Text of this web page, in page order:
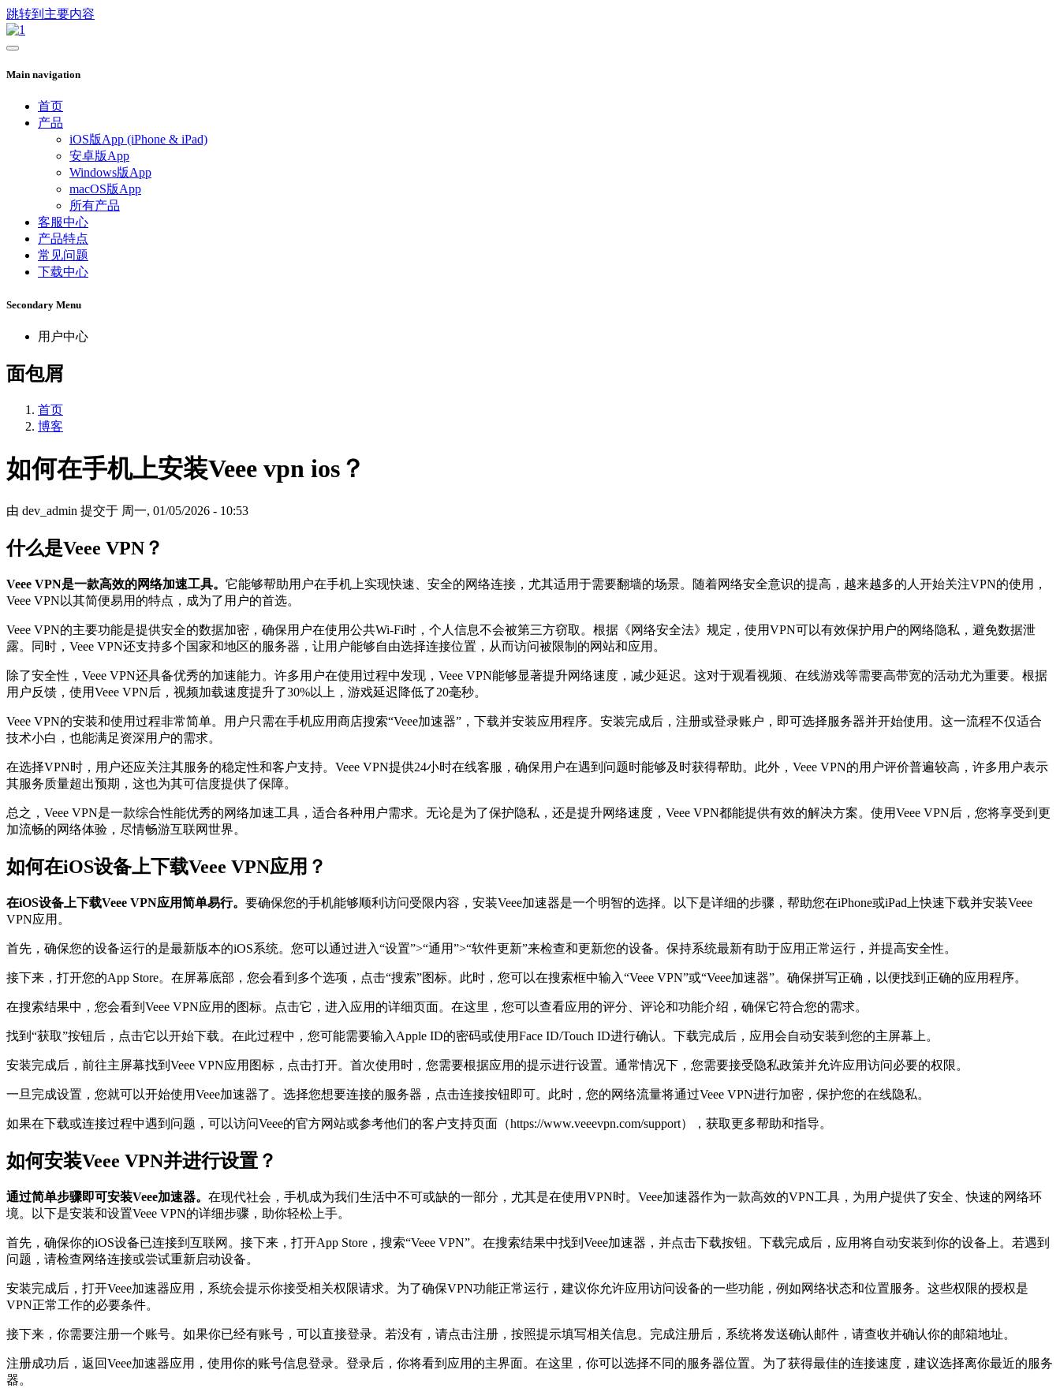
跳转到主要内容
Main navigation
首页
产品
iOS版App (iPhone & iPad)
安卓版App
Windows版App
macOS版App
所有产品
客服中心
产品特点
常见问题
下载中心
Secondary Menu
用户中心
面包屑
首页
博客
如何在手机上安装Veee vpn ios？
由 dev_admin 提交于 周一, 01/05/2026 - 10:53
什么是Veee VPN？
Veee VPN是一款高效的网络加速工具。 它能够帮助用户在手机上实现快速、安全的网络连接，尤其适用于需要翻墙的场景。随着网络安全意识的提高，越来越多的人开始关注VPN的使用，
Veee VPN以其简便易用的特点，成为了用户的首选。
Veee VPN的主要功能是提供安全的数据加密，确保用户在使用公共Wi-Fi时，个人信息不会被第三方窃取。根据《网络安全法》规定，使用VPN可以有效保护用户的网络隐私，避免数据泄
露。同时，Veee VPN还支持多个国家和地区的服务器，让用户能够自由选择连接位置，从而访问被限制的网站和应用。
除了安全性，Veee VPN还具备优秀的加速能力。许多用户在使用过程中发现，Veee VPN能够显著提升网络速度，减少延迟。这对于观看视频、在线游戏等需要高带宽的活动尤为重要。根据
用户反馈，使用Veee VPN后，视频加载速度提升了30%以上，游戏延迟降低了20毫秒。
Veee VPN的安装和使用过程非常简单。用户只需在手机应用商店搜索“Veee加速器”，下载并安装应用程序。安装完成后，注册或登录账户，即可选择服务器并开始使用。这一流程不仅适合
技术小白，也能满足资深用户的需求。
在选择VPN时，用户还应关注其服务的稳定性和客户支持。Veee VPN提供24小时在线客服，确保用户在遇到问题时能够及时获得帮助。此外，Veee VPN的用户评价普遍较高，许多用户表示
其服务质量超出预期，这也为其可信度提供了保障。
总之，Veee VPN是一款综合性能优秀的网络加速工具，适合各种用户需求。无论是为了保护隐私，还是提升网络速度，Veee VPN都能提供有效的解决方案。使用Veee VPN后，您将享受到更
加流畅的网络体验，尽情畅游互联网世界。
如何在iOS设备上下载Veee VPN应用？
在iOS设备上下载Veee VPN应用简单易行。 要确保您的手机能够顺利访问受限内容，安装Veee加速器是一个明智的选择。以下是详细的步骤，帮助您在iPhone或iPad上快速下载并安装Veee
VPN应用。
首先，确保您的设备运行的是最新版本的iOS系统。您可以通过进入“设置”>“通用”>“软件更新”来检查和更新您的设备。保持系统最新有助于应用正常运行，并提高安全性。
接下来，打开您的App Store。在屏幕底部，您会看到多个选项，点击“搜索”图标。此时，您可以在搜索框中输入“Veee VPN”或“Veee加速器”。确保拼写正确，以便找到正确的应用程序。
在搜索结果中，您会看到Veee VPN应用的图标。点击它，进入应用的详细页面。在这里，您可以查看应用的评分、评论和功能介绍，确保它符合您的需求。
找到“获取”按钮后，点击它以开始下载。在此过程中，您可能需要输入Apple ID的密码或使用Face ID/Touch ID进行确认。下载完成后，应用会自动安装到您的主屏幕上。
安装完成后，前往主屏幕找到Veee VPN应用图标，点击打开。首次使用时，您需要根据应用的提示进行设置。通常情况下，您需要接受隐私政策并允许应用访问必要的权限。
一旦完成设置，您就可以开始使用Veee加速器了。选择您想要连接的服务器，点击连接按钮即可。此时，您的网络流量将通过Veee VPN进行加密，保护您的在线隐私。
如果在下载或连接过程中遇到问题，可以访问Veee的官方网站或参考他们的客户支持页面（https://www.veeevpn.com/support），获取更多帮助和指导。
如何安装Veee VPN并进行设置？
通过简单步骤即可安装Veee加速器。 在现代社会，手机成为我们生活中不可或缺的一部分，尤其是在使用VPN时。Veee加速器作为一款高效的VPN工具，为用户提供了安全、快速的网络环
境。以下是安装和设置Veee VPN的详细步骤，助你轻松上手。
首先，确保你的iOS设备已连接到互联网。接下来，打开App Store，搜索“Veee VPN”。在搜索结果中找到Veee加速器，并点击下载按钮。下载完成后，应用将自动安装到你的设备上。若遇到
问题，请检查网络连接或尝试重新启动设备。
安装完成后，打开Veee加速器应用，系统会提示你接受相关权限请求。为了确保VPN功能正常运行，建议你允许应用访问设备的一些功能，例如网络状态和位置服务。这些权限的授权是
VPN正常工作的必要条件。
接下来，你需要注册一个账号。如果你已经有账号，可以直接登录。若没有，请点击注册，按照提示填写相关信息。完成注册后，系统将发送确认邮件，请查收并确认你的邮箱地址。
注册成功后，返回Veee加速器应用，使用你的账号信息登录。登录后，你将看到应用的主界面。在这里，你可以选择不同的服务器位置。为了获得最佳的连接速度，建议选择离你最近的服务
器。